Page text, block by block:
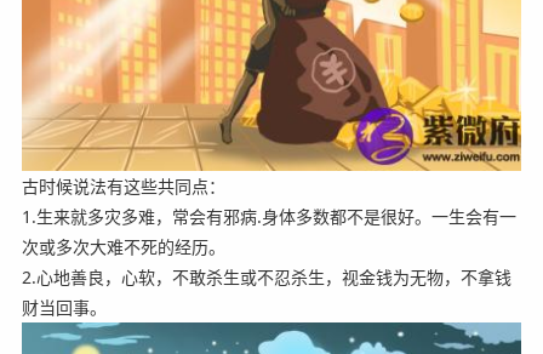
古时候说法有这些共同点：
1.生来就多灾多难，常会有邪病.身体多数都不是很好。一生会有一
次或多次大难不死的经历。
2.心地善良，心软，不敢杀生或不忍杀生，视金钱为无物，不拿钱
财当回事。